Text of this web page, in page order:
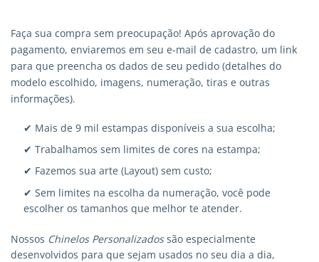
Faça sua compra sem preocupação! Após aprovação do
pagamento, enviaremos em seu e-mail de cadastro, um link
para que preencha os dados de seu pedido (detalhes do
modelo escolhido, imagens, numeração, tiras e outras
informações).
✔ Mais de 9 mil estampas disponíveis a sua escolha;
✔ Trabalhamos sem limites de cores na estampa;
✔ Fazemos sua arte (Layout) sem custo;
✔ Sem limites na escolha da numeração, você pode
escolher os tamanhos que melhor te atender.
Nossos Chinelos Personalizadossão especialmente
desenvolvidos para que sejam usados no seu dia a dia,